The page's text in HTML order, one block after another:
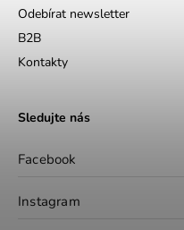
Odebírat newsletter
B2B
Kontakty
Sledujte nás
Facebook
Instagram